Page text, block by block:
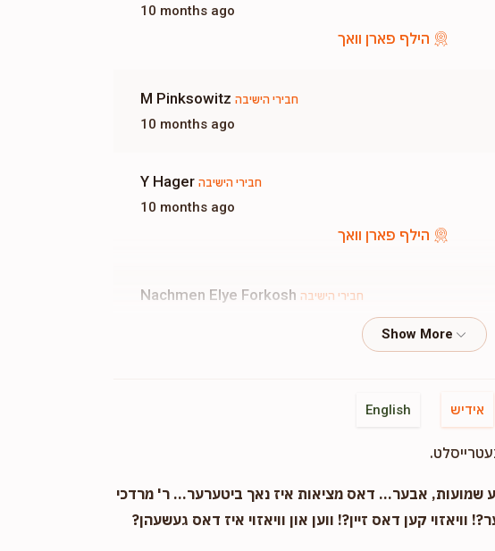
10 months ago
הילף פארן וואך
M Pinksowitz חבירי הישיבה
10 months ago
Y Hager חבירי הישיבה
10 months ago
הילף פארן וואך
Nachmen Elye Forkosh חבירי הישיבה
גאר שיין
הילף פארן וואך
Rosenfeldחבירי הישיבה
English אידיש
שמועות, אבער... דאס מציאות איז נאך ביטערער... ר' מרדכי
קען דאס זיין?! ווען און וויאזוי איז דאס געשעהן?